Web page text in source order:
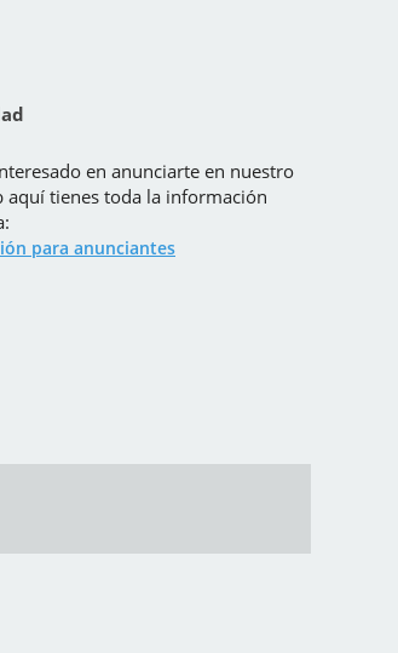
en anunciarte en nuestro
aquí tienes toda la información
para anunciantes